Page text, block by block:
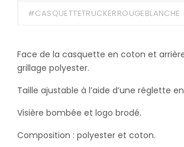
#CASQUETTETRUCKERROUGEBLANCHE
Face de la casquette en coton et
grillage polyester.
Taille ajustable à l’aide d’une réglette
Visière bombée et logo brodé.
Composition : polyester et coton.